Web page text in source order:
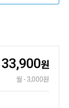
33,900원
월 - 3,000원